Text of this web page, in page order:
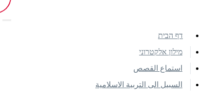
דף הבית
מילון אלקטרוני
استماع القصص
السبيل الى التربية الاسلامية